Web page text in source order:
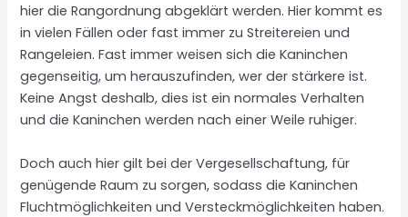
hier die Rangordnung abgeklärt werden. Hier kommt es
in vielen Fällen oder fast immer zu Streitereien und
Rangeleien. Fast immer weisen sich die Kaninchen
gegenseitig, um herauszufinden, wer der stärkere ist.
Keine Angst deshalb, dies ist ein normales Verhalten
und die Kaninchen werden nach einer Weile ruhiger.
Doch auch hier gilt bei der Vergesellschaftung, für
genügende Raum zu sorgen, sodass die Kaninchen
Fluchtmöglichkeiten und Versteckmöglichkeiten haben.